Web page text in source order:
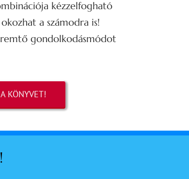
kézzelfogható
a számodra is!
gondolkodásmódot
KÖNYVET!